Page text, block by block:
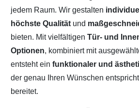
jedem Raum. Wir gestalten
höchste Qualität und
bieten. Mit vielfältigenTür- und
Optionen, kombiniert mit
entsteht einfunktionaler und
der genau Ihren Wünschen
bereitet.